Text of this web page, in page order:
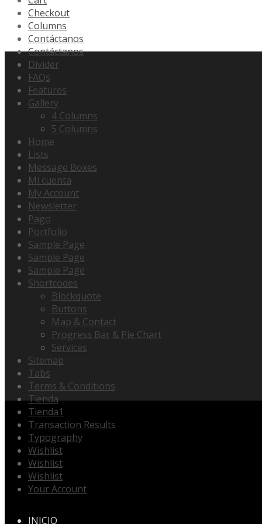
Checkout
Columns
Contáctanos
Contáctanos
Divider
FAQs
Features
Gallery
4 Columns
5 Columns
Home
Lists
Message Boxes
Mi cuenta
My Account
Newsletter
Pago
Portfolio
Sample Page
Sample Page
Sample Page
Shortcodes
Blockquote
Buttons
Map & Contact
Progress Bar & Pie Chart
Services
Sitemap
Tabs
Terms & Conditions
Tienda
Tienda1
Transaction Results
Typography
Wishlist
Wishlist
Wishlist
Your Account
INICIO